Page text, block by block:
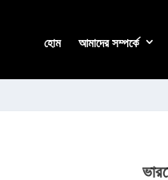
হোম আমাদের সম্পর্কে